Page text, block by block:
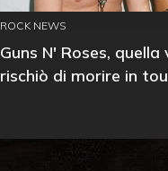
ROCK NEWS
Guns N' Roses,
rischiò di morire in